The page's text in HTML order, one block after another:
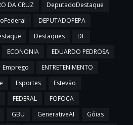
DA CRUZ
DeputadoDestaque
DEPUTADOPEPA
Destaques
DF
ECONONIA
EDUARDO PEDROSA
Emprego
ENTRETENIMENTO
Esportes
Estevão
FEDERAL
FOFOCA
GBU GenerativeAI
Góias